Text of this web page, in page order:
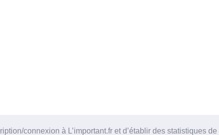
connexion à L’important.fr et d’établir des statistiques de